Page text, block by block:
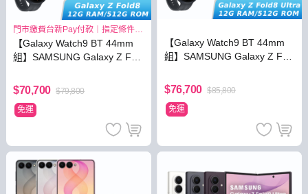
門市繳費台新Pay付款｜指定條件最
高3.8%
【Galaxy Watch9 BT 44mm
組】SAMSUNG Galaxy Z Fol
$70,700 $79,800
免運
【Galaxy Watch9 BT 44mm
組】SAMSUNG Galaxy Z Fol
$76,700 $85,800
免運